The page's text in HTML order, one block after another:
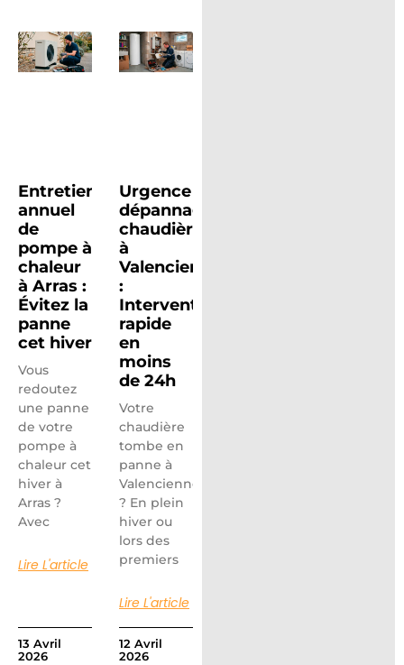
Entretien
annuel
de
pompe à
chaleur
à Arras :
Évitez la
panne
cet hiver
Vous
redoutez
une panne
de votre
pompe à
chaleur cet
hiver à
Arras ?
Avec
Lire L'article
13 Avril
2026
Urgence
dépannage
chaudière
à
Valenciennes
:
Intervention
rapide
en
moins
de 24h
Votre
chaudière
tombe en
panne à
Valenciennes
? En plein
hiver ou
lors des
premiers
Lire L'article
12 Avril
2026